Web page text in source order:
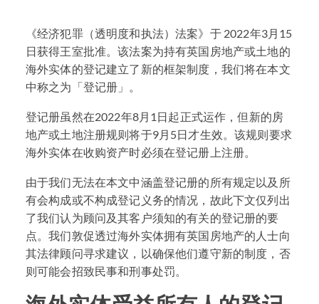
《经济犯罪（透明度和执法）法案》于 2022年3月15
日获得王室批准。该法案为持有英国房地产或土地的
海外实体的登记建立了新的框架制度，我们将在本文
中称之为「登记册」。
登记册虽然在2022年8月1日起正式运作，但新的房
地产或土地注册规则将于9月5日才生效。该规则要求
海外实体在收购资产时必须在登记册上注册。
由于我们无法在本文中涵盖登记册的所有规定以及所
有会构成或不构成登记义务的情况，故此下文仅列出
了我们认为顾问及其客户须知的有关的登记册的要
点。我们敦促透过海外实体拥有英国房地产的人士向
其法律顾问寻求建议，以确保他们遵守新的制度，否
则可能会招致民事和刑事处罚。